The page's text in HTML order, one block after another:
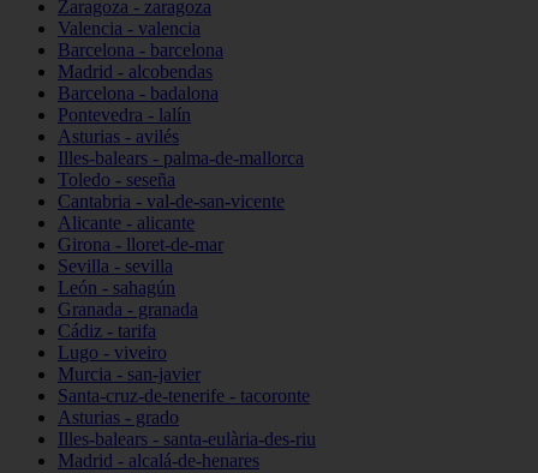
Zaragoza - zaragoza
Valencia - valencia
Barcelona - barcelona
Madrid - alcobendas
Barcelona - badalona
Pontevedra - lalín
Asturias - avilés
Illes-balears - palma-de-mallorca
Toledo - seseña
Cantabria - val-de-san-vicente
Alicante - alicante
Girona - lloret-de-mar
Sevilla - sevilla
León - sahagún
Granada - granada
Cádiz - tarifa
Lugo - viveiro
Murcia - san-javier
Santa-cruz-de-tenerife - tacoronte
Asturias - grado
Illes-balears - santa-eulària-des-riu
Madrid - alcalá-de-henares